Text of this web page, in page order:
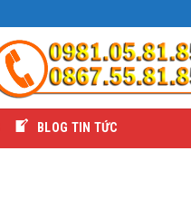
BLOG TIN TỨC